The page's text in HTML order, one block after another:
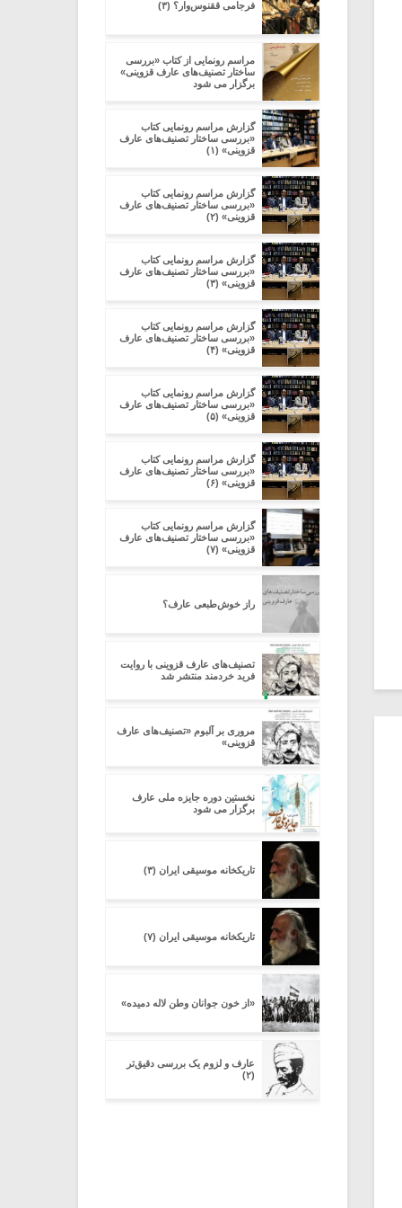
فرجامی ققنوس‌وار؟ (۳)
مراسم رونمایی از کتاب «بررسی
ساختار تصنیف‌های عارف قزوینی»
برگزار می شود
گزارش مراسم رونمایی کتاب
«بررسی ساختار تصنیف‌های عارف
قزوینی» (۱)
گزارش مراسم رونمایی کتاب
«بررسی ساختار تصنیف‌های عارف
قزوینی» (۲)
گزارش مراسم رونمایی کتاب
«بررسی ساختار تصنیف‌های عارف
قزوینی» (۳)
گزارش مراسم رونمایی کتاب
«بررسی ساختار تصنیف‌های عارف
قزوینی» (۴)
گزارش مراسم رونمایی کتاب
«بررسی ساختار تصنیف‌های عارف
قزوینی» (۵)
گزارش مراسم رونمایی کتاب
«بررسی ساختار تصنیف‌های عارف
قزوینی» (۶)
گزارش مراسم رونمایی کتاب
«بررسی ساختار تصنیف‌های عارف
قزوینی» (۷)
راز خوش‌طبعی ‌عارف؟
تصنیف‌های عارف قزوینی با روایت
فرید خردمند منتشر شد
مروری بر آلبوم «تصنیف‌های عارف
قزوینی»
نخستین دوره جایزه ملی عارف
برگزار می شود
تاریکخانه موسیقی ایران (۳)
تاریکخانه موسیقی ایران (۷)
«از خون جوانان وطن لاله دمیده»
عارف و لزوم یک بررسی دقیق‌تر
(۲)